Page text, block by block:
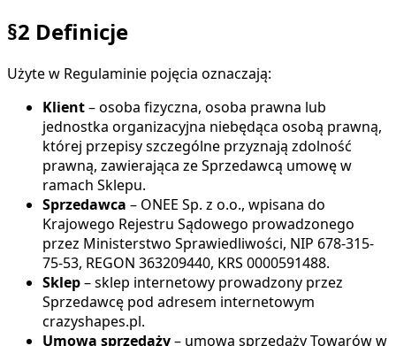
§2 Definicje
Użyte w Regulaminie pojęcia oznaczają:
Klient– osoba fizyczna, osoba prawna lub
jednostka organizacyjna niebędąca osobą prawną,
której przepisy szczególne przyznają zdolność
prawną, zawierająca ze Sprzedawcą umowę w
ramach Sklepu.
Sprzedawca – ONEE Sp. z o.o., wpisana do
Krajowego Rejestru Sądowego prowadzonego
przez Ministerstwo Sprawiedliwości, NIP 678-315-
75-53, REGON 363209440, KRS 0000591488.
Sklep– sklep internetowy prowadzony przez
Sprzedawcę pod adresem internetowym
crazyshapes.pl.
Umowa sprzedaży– umowa sprzedaży Towarów w